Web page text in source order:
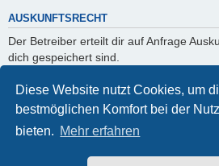
Diese Website nutzt Cookies, um
bestmöglichen Komfort bei der
bieten. Mehr erfahren
AUSKUNFTSRECHT
Der Betreiber erteilt dir auf Anfrage
dich gespeichert sind.
Du kannst jederzeit die Löschung bzw.
verlangen. Kontaktiere hierzu bitte den